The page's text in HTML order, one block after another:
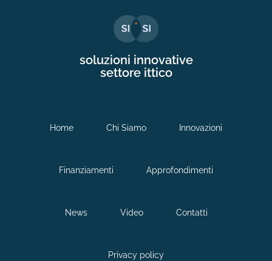
soluzioni innovative
settore ittico
Home Chi Siamo Innovazioni
Finanziamenti Approfondimenti
News Video Contatti
Privacy policy